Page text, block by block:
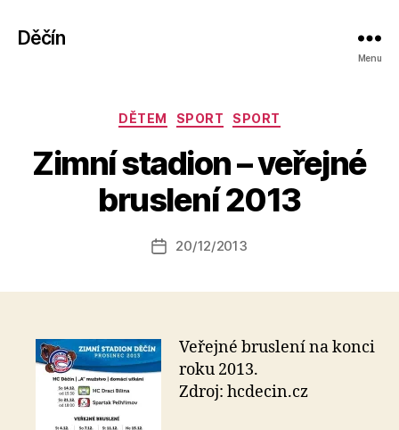
Děčín
Menu
Rubriky
DĚTEM SPORT SPORT
Zimní stadion – veřejné
bruslení 2013
Autor
příspěvku
t
o
k
fi
Datum
20/12/2013
Veřejné bruslení na konci
roku 2013.
Zdroj: hcdecin.cz